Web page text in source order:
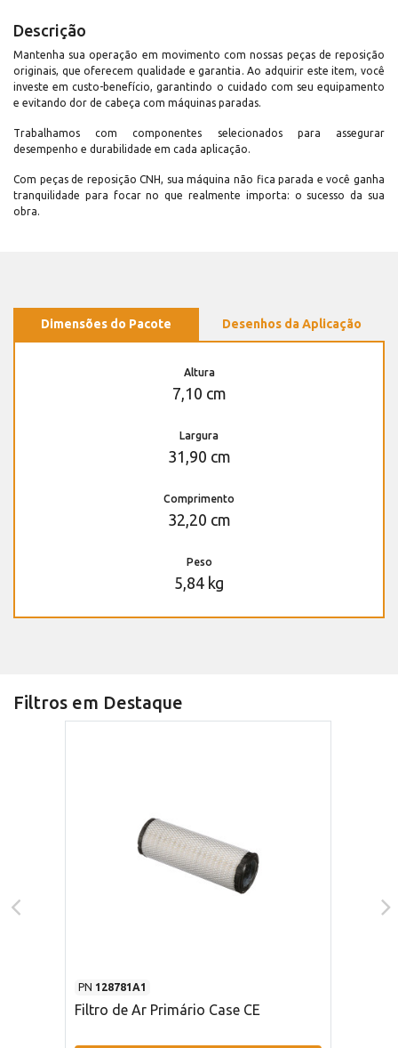
Descrição
Mantenha sua operação em movimento com nossas peças de reposição
originais, que oferecem qualidade e garantia. Ao adquirir este item, você
investe em custo-benefício, garantindo o cuidado com seu equipamento
e evitando dor de cabeça com máquinas paradas.
Trabalhamos com componentes selecionados para assegurar
desempenho e durabilidade em cada aplicação.
Com peças de reposição CNH, sua máquina não fica parada e você ganha
tranquilidade para focar no que realmente importa: o sucesso da sua
obra.
Dimensões do Pacote Desenhos da Aplicação
Altura
7,10 cm
Largura
31,90 cm
Comprimento
32,20 cm
Peso
5,84 kg
Filtros em Destaque
PN 128781A1
Filtro de Ar Primário Case CE